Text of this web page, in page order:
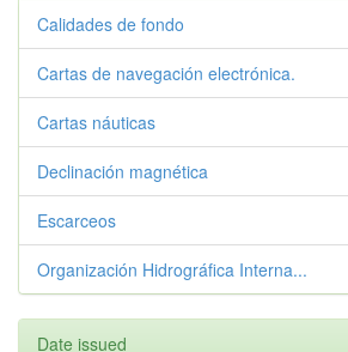
Calidades de fondo
Cartas de navegación electrónica.
Cartas náuticas
Declinación magnética
Escarceos
Organización Hidrográfica Interna...
Date issued